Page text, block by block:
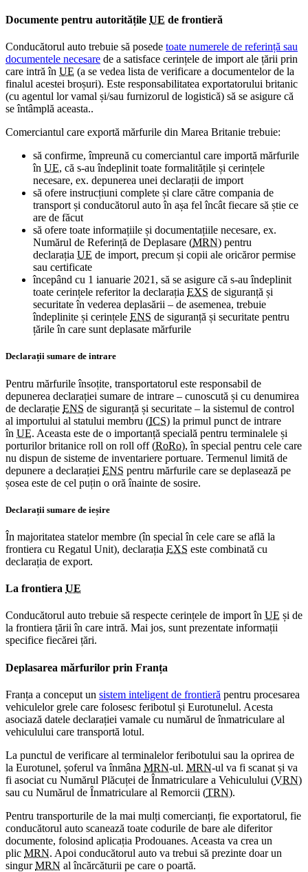
Documente pentru autoritățile UE de frontieră
Conducătorul auto trebuie să posede toate numerele de referință sau
documentele necesare de a satisface cerințele de import ale țării prin
care intră în UE (a se vedea lista de verificare a documentelor de la
finalul acestei broșuri). Este responsabilitatea exportatorului britanic
(cu agentul lor vamal și/sau furnizorul de logistică) să se asigure că
se întâmplă aceasta..
Comerciantul care exportă mărfurile din Marea Britanie trebuie:
să confirme, împreună cu comerciantul care importă mărfurile
în UE, că s-au îndeplinit toate formalitățile și cerințele
necesare, ex. depunerea unei declarații de import
să ofere instrucțiuni complete și clare către compania de
transport și conducătorul auto în așa fel încât fiecare să știe ce
are de făcut
să ofere toate informațiile și documentațiile necesare, ex.
Numărul de Referință de Deplasare (MRN) pentru
declarația UE de import, precum și copii ale oricăror permise
sau certificate
începând cu 1 ianuarie 2021, să se asigure că s-au îndeplinit
toate cerințele referitor la declarația EXS de siguranță și
securitate în vederea deplasării – de asemenea, trebuie
îndeplinite și cerințele ENS de siguranță și securitate pentru
țările în care sunt deplasate mărfurile
Declarații sumare de intrare
Pentru mărfurile însoțite, transportatorul este responsabil de
depunerea declarației sumare de intrare – cunoscută și cu denumirea
de declarație ENS de siguranță și securitate – la sistemul de control
al importului al statului membru (ICS) la primul punct de intrare
în UE. Aceasta este de o importanță specială pentru terminalele și
porturilor britanice roll on roll off (RoRo), în special pentru cele care
nu dispun de sisteme de inventariere portuare. Termenul limită de
depunere a declarației ENS pentru mărfurile care se deplasează pe
șosea este de cel puțin o oră înainte de sosire.
Declarații sumare de ieșire
În majoritatea statelor membre (în special în cele care se află la
frontiera cu Regatul Unit), declarația EXS este combinată cu
declarația de export.
La frontiera UE
Conducătorul auto trebuie să respecte cerințele de import în UE și de
la frontiera țării în care intră. Mai jos, sunt prezentate informații
specifice fiecărei țări.
Deplasarea mărfurilor prin Franța
Franța a conceput un sistem inteligent de frontieră pentru procesarea
vehiculelor grele care folosesc feribotul și Eurotunelul. Acesta
asociază datele declarației vamale cu numărul de înmatriculare al
vehiculului care transportă lotul.
La punctul de verificare al terminalelor feribotului sau la oprirea de
la Eurotunel, șoferul va înmâna MRN-ul. MRN-ul va fi scanat și va
fi asociat cu Numărul Plăcuței de Înmatriculare a Vehiculului (VRN)
sau cu Numărul de Înmatriculare al Remorcii (TRN).
Pentru transporturile de la mai mulți comercianți, fie exportatorul, fie
conducătorul auto scanează toate codurile de bare ale diferitor
documente, folosind aplicația Prodouanes. Aceasta va crea un
plic MRN. Apoi conducătorul auto va trebui să prezinte doar un
singurMRN al încărcăturii pe care o poartă.